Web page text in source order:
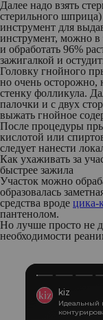
Далее надо взять
стерильного
инструмент для
инструмент, можно в
и обработать 96%
зажигалкой и
Головку гнойного
но очень осторожно,
стенку фолликула.
палочки и с двух
выжать гнойное
После процедуры
кислотой или
следует нанести
Как ухаживать за
быстрее зажила
Участок можно
образовалась
средства вроде цика-
пантенолом.
Но лучше просто не
необходимости